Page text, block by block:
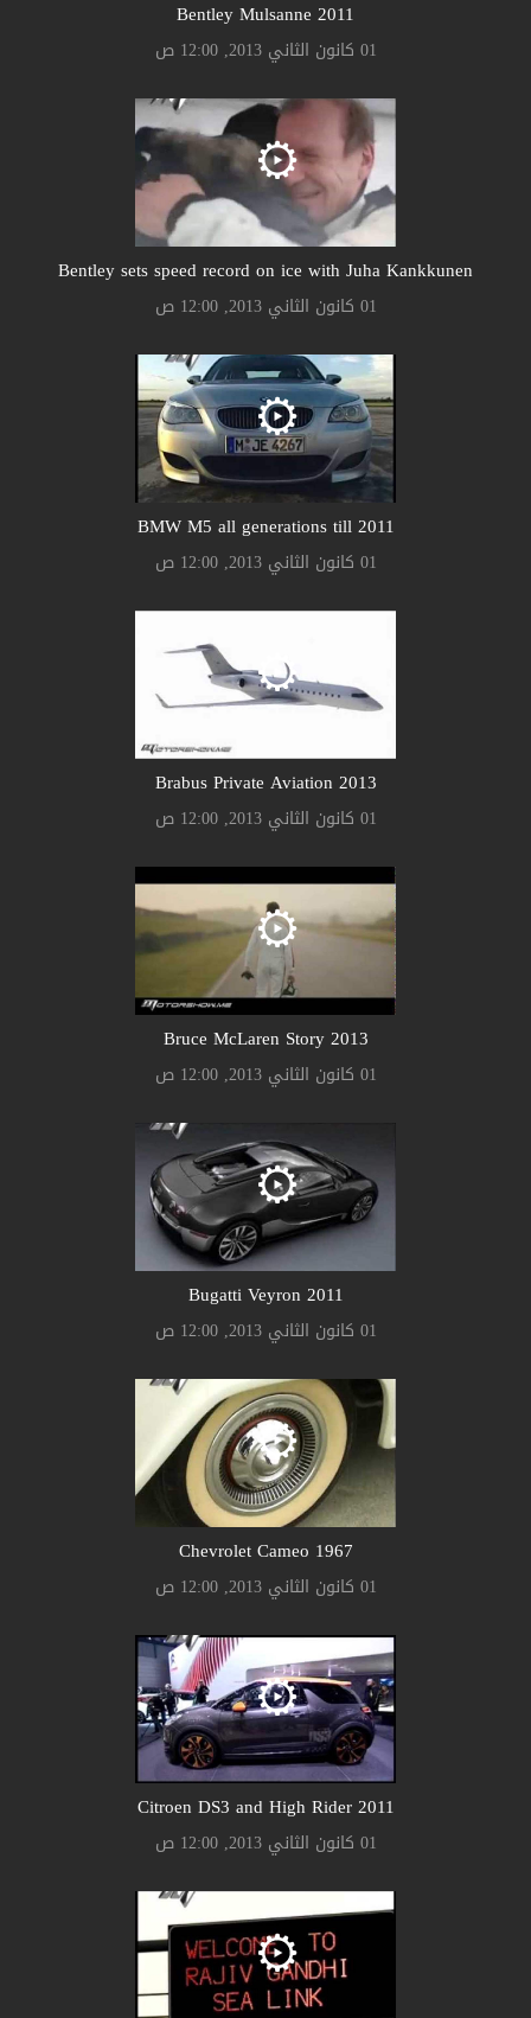
Bentley Mulsanne 2011
01 كانون الثاني 2013, 12:00 ص
Bentley sets speed record on ice with Juha Kankkunen
01 كانون الثاني 2013, 12:00 ص
BMW M5 all generations till 2011
01 كانون الثاني 2013, 12:00 ص
Brabus Private Aviation 2013
01 كانون الثاني 2013, 12:00 ص
Bruce McLaren Story 2013
01 كانون الثاني 2013, 12:00 ص
Bugatti Veyron 2011
01 كانون الثاني 2013, 12:00 ص
Chevrolet Cameo 1967
01 كانون الثاني 2013, 12:00 ص
Citroen DS3 and High Rider 2011
01 كانون الثاني 2013, 12:00 ص